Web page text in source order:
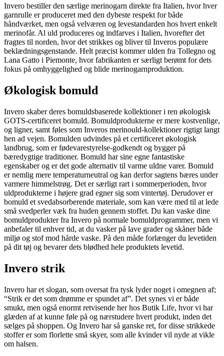
Invero bestiller den særlige merinogarn direkte fra Italien, hvor hver
garnrulle er produceret med den dybeste respekt for både
håndværket, men også velværen og levestandarden hos hvert enkelt
merinofår. Al uld produceres og indfarves i Italien, hvorefter det
fragtes til norden, hvor det strikkes og bliver til Inveros populære
beklædningsgenstande. Helt præcist kommer ulden fra Tollegno og
Lana Gatto i Piemonte, hvor fabrikanten er særligt berømt for dets
fokus på omhyggelighed og blide merinogarnproduktion.
Økologisk bomuld
Invero skaber deres bomuldsbaserede kollektioner i ren økologisk
GOTS-certificeret bomuld. Bomuldprodukterne er mere kostvenlige,
og ligner, samt føles som Inveros merinould-kollektioner rigtigt langt
hen ad vejen. Bomulden udvindes på et certificeret økologisk
landbrug, som er fødevarestyrelse-godkendt og bygger på
bæredygtige traditioner. Bomuld har sine egne fantastiske
egenskaber og er det gode alternativ til varme uldne varer. Bomuld
er nemlig mere temperaturneutral og kan derfor sagtens bæres under
varmere himmelstrøg. Det er særligt rart i sommerperioden, hvor
uldprodukterne i højere grad egner sig som vintertøj. Derudover er
bomuld et svedabsorberende materiale, som kan være med til at lede
små svedperler væk fra huden gennem stoffet. Du kan vaske dine
bomuldprodukter fra Invero på normale bomuldprogrammer, men vi
anbefaler til enhver tid, at du vasker på lave grader og skåner både
miljø og stof mod hårde vaske. På den måde forlænger du levetiden
på dit tøj og bevarer dets blødhed hele produktets levetid.
Invero strik
Invero har et slogan, som oversat fra tysk lyder noget i omegnen af;
“Strik er det som drømme er spundet af”. Det synes vi er både
smukt, men også enormt retvisende her hos Butik Life, hvor vi har
glæden af at kunne føle på og nærstudere hvert produkt, inden det
sælges på shoppen. Og Invero har så ganske ret, for disse strikkede
stoffer er som florlette små skyer, som alle kvinder vil nyde at vikle
om halsen.